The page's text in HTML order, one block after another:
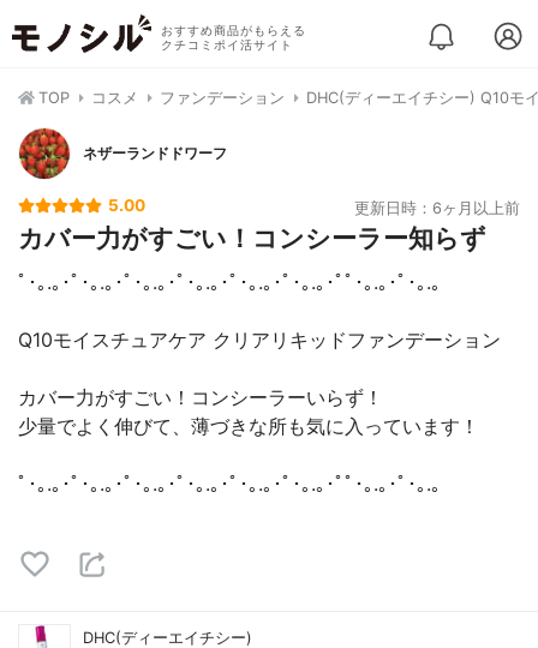
おすすめ商品がもらえる
クチコミポイ活サイト
TOP コスメ ファンデーション DHC(ディーエイチシー) Q10モ
ネザーランドドワーフ
5.00 更新日時：6ヶ月以上前
カバー力がすごい！コンシーラー知らず
ﾟ･｡.｡･ﾟ･｡.｡･ﾟ･｡.｡･ﾟ･｡.｡･ﾟ･｡.｡･ﾟ･｡.｡･ﾟﾟ･｡.｡･ﾟ･｡.｡
Q10モイスチュアケア クリアリキッドファンデーション
カバー力がすごい！コンシーラーいらず！
少量でよく伸びて、薄づきな所も気に入っています！
ﾟ･｡.｡･ﾟ･｡.｡･ﾟ･｡.｡･ﾟ･｡.｡･ﾟ･｡.｡･ﾟ･｡.｡･ﾟﾟ･｡.｡･ﾟ･｡.｡
DHC(ディーエイチシー)